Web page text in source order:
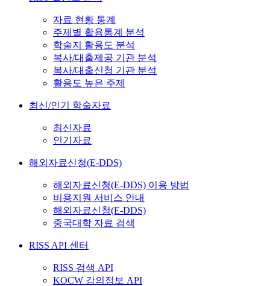
자료 현황 통계
주제별 활용통계 분석
학술지 활용도 분석
복사/대출제공 기관 분석
복사/대출신청 기관 분석
활용도 높은 주제
최신/인기 학술자료
최신자료
인기자료
해외자료신청(E-DDS)
해외자료신청(E-DDS) 이용 방법
비용지원 서비스 안내
해외자료신청(E-DDS)
중국대학 자료 검색
RISS API 센터
RISS 검색 API
KOCW 강의정보 API